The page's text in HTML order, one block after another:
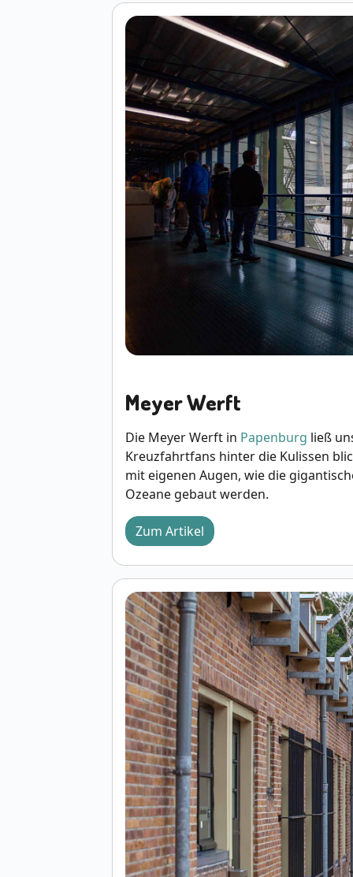
Meyer Werft
Die Meyer Werft in Papenburg ließ
Kreuzfahrtfans hinter die Kulissen
mit eigenen Augen, wie die
Ozeane gebaut werden.
Zum Artikel